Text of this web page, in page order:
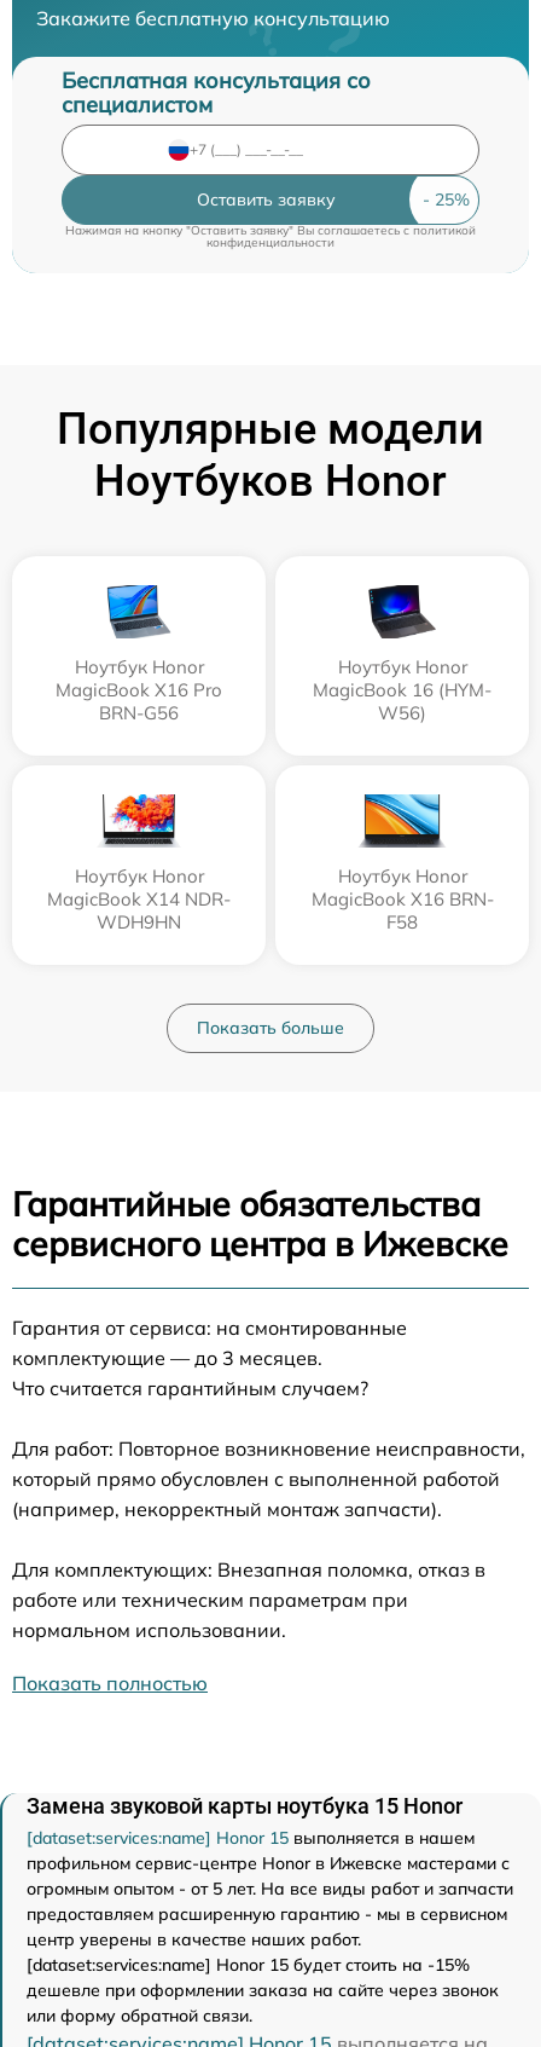
Закажите бесплатную консультацию
Бесплатная консультация со
специалистом
Оставить заявку
Нажимая на кнопку "Оставить заявку" Вы соглашаетесь cполитикой
конфиденциальности
Популярные модели
Ноутбуков Honor
Ноутбук Honor
MagicBook X16 Pro
BRN-G56
Ноутбук Honor
MagicBook 16 (HYM-
W56)
Ноутбук Honor
MagicBook X14 NDR-
WDH9HN
Ноутбук Honor
MagicBook X16 BRN-
F58
Показать больше
Гарантийные обязательства
сервисного центра в Ижевске
Гарантия от сервиса: на смонтированные
комплектующие — до 3 месяцев.
Что считается гарантийным случаем?
Для работ: Повторное возникновение неисправности,
который прямо обусловлен с выполненной работой
(например, некорректный монтаж запчасти).
Для комплектующих: Внезапная поломка, отказ в
работе или техническим параметрам при
нормальном использовании.
Показать полностью
Замена звуковой карты ноутбука 15 Honor
[dataset:services:name] Honor 15 выполняется в нашем
профильном сервис-центре Honor в Ижевске мастерами с
огромным опытом - от 5 лет. На все виды работ и запчасти
предоставляем расширенную гарантию - мы в сервисном
центр уверены в качестве наших работ.
[dataset:services:name] Honor 15 будет стоить на -15%
дешевле при оформлении заказа на сайте через звонок
или форму обратной связи.